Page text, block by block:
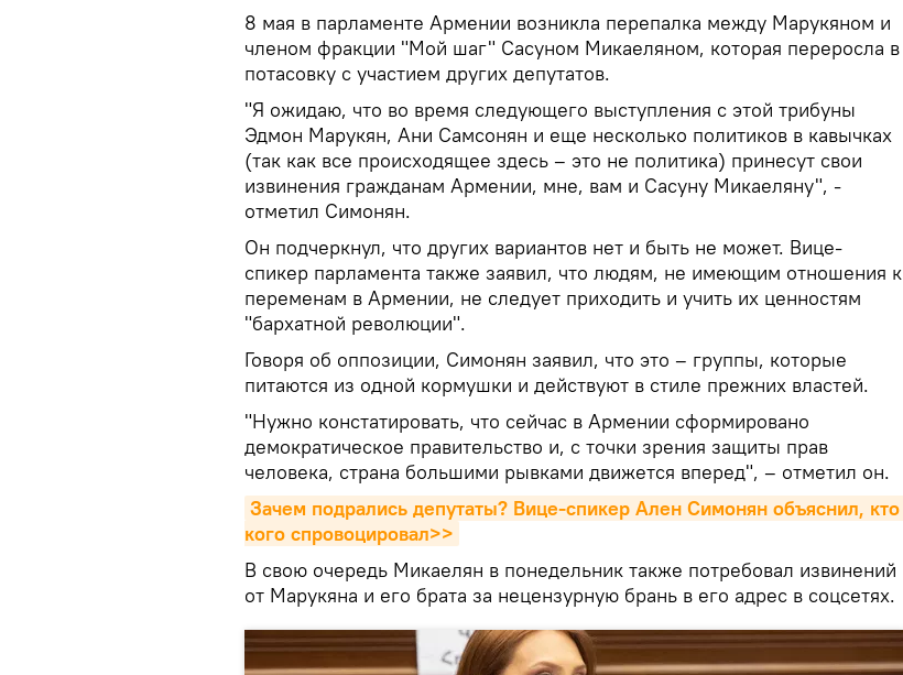
8 мая в парламенте Армении возникла перепалка между Марукяном и
членом фракции "Мой шаг" Сасуном Микаеляном, которая переросла в
потасовку с участием других депутатов.
"Я ожидаю, что во время следующего выступления с этой трибуны
Эдмон Марукян, Ани Самсонян и еще несколько политиков в кавычках
(так как все происходящее здесь – это не политика) принесут свои
извинения гражданам Армении, мне, вам и Сасуну Микаеляну", -
отметил Симонян.
Он подчеркнул, что других вариантов нет и быть не может. Вице-
спикер парламента также заявил, что людям, не имеющим отношения к
переменам в Армении, не следует приходить и учить их ценностям
"бархатной революции".
Говоря об оппозиции, Симонян заявил, что это – группы, которые
питаются из одной кормушки и действуют в стиле прежних властей.
"Нужно констатировать, что сейчас в Армении сформировано
демократическое правительство и, с точки зрения защиты прав
человека, страна большими рывками движется вперед", – отметил он.
Зачем подрались депутаты? Вице-спикер Ален Симонян объяснил, кто
кого спровоцировал>>
В свою очередь Микаелян в понедельник также потребовал извинений
от Марукяна и его брата за нецензурную брань в его адрес в соцсетях.